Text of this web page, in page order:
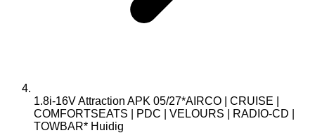
1.8i-16V Attraction APK 05/27*AIRCO | CRUISE |
COMFORTSEATS | PDC | VELOURS | RADIO-CD |
TOWBAR* Huidig